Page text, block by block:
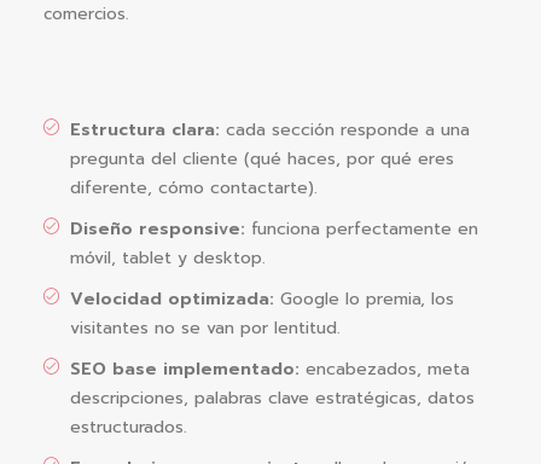
comercios.
Estructura clara: cada sección responde a una
pregunta del cliente (qué haces, por qué eres
diferente, cómo contactarte).
Diseño responsive: funciona perfectamente en
móvil, tablet y desktop.
Velocidad optimizada: Google lo premia, los
visitantes no se van por lentitud.
SEO base implementado: encabezados, meta
descripciones, palabras clave estratégicas, datos
estructurados.